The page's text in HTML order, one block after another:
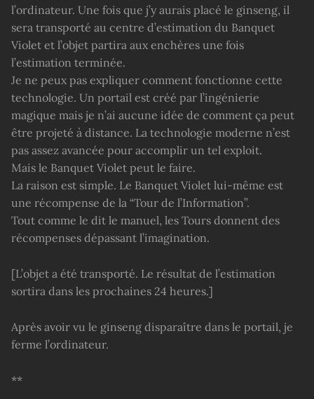
l’ordinateur. Une fois que j’y aurais placé le ginseng, il
sera transporté au centre d’estimation du Banquet
Violet et l’objet partira aux enchères une fois
l’estimation terminée.
Je ne peux pas expliquer comment fonctionne cette
technologie. Un portail est créé par l’ingénierie
magique mais je n’ai aucune idée de comment ça peut
être projeté à distance. La technologie moderne n’est
pas assez avancée pour accomplir un tel exploit.
Mais le Banquet Violet peut le faire.
La raison est simple. Le Banquet Violet lui-même est
une récompense de la “Tour de l’Information”.
Tout comme le dit le manuel, les Tours donnent des
récompenses dépassant l’imagination.
[L’objet a été transporté. Le résultat de l’estimation
sortira dans les prochaines 24 heures.]
Après avoir vu le ginseng disparaître dans le portail, je
ferme l’ordinateur.
**